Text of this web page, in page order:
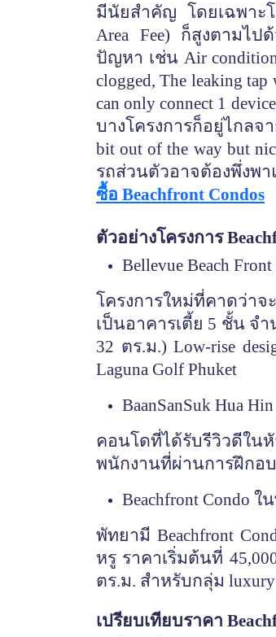
มีนัยสำคัญ โดยเฉพาะ
Area Fee) ก็สูงตามไ
ปัญหา เช่น Air
clogged, The leaking tap
can only connect 1
บางโครงการก็อยู่ไกลจ
bit out of the way but
รถส่วนตัวอาจต้องพึ่งพ
ซื้อ Beachfront Condos
ตัวอย่างโครงการ
Bellevue Beach
โครงการใหม่ที่คาดว่าจ
เป็นอาคารเตี้ย 5 ชั้น จ
32 ตร.ม.) Low-rise
Laguna Golf Phuket
BaanSanSuk Hua Hin
คอนโดที่ได้รับรีวิวดีใน
พนักงานที่ผ่านการฝึกอ
Beachfront Condo ใ
พัทยามีBeachfront
หรู ราคาเริ่มต้นที่
ตร.ม. สำหรับกลุ่ม luxury
เปรียบเทียบราคา